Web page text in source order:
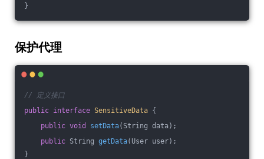
}
保护代理
// 定义接口
public interface SensitiveData {
public void setData(String data) ;
public String getData(User user) ;
}